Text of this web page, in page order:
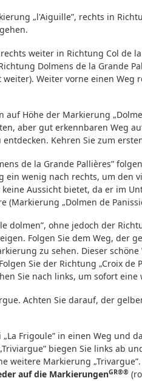
„l'Aiguille”, rechts in
weiter in Richtung Col de
Dolmens de la Grande
Weiter vorne einen
auf Höhe der Markierung
aber gut erkennbaren Weg
Kehren Sie zum
de la Grande Pallières”
ein wenig nach rechts, um den
Aussicht bietet, da er im
(Markierung „Dolmen de
dolmen”, ohne jedoch der
Folgen Sie dem Weg, der
zu sehen. Dieser
Sie der Richtung „Croix
Sie nach links, um sofort
Achten Sie darauf, der
Frigoule” in einen Weg und
biegen Sie links ab
weitere Markierung
auf die MarkierungenGR®®